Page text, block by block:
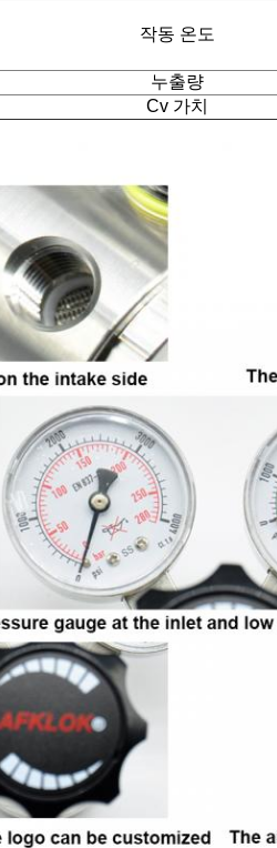
작동 온도
누출량
Cv 가치